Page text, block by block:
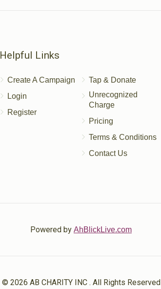
Helpful Links
Create A Campaign
Login
Register
Tap & Donate
Unrecognized
Charge
Pricing
Terms & Conditions
Contact Us
Powered by AhBlickLive.com
© 2026 AB CHARITY INC . All Rights Reserved